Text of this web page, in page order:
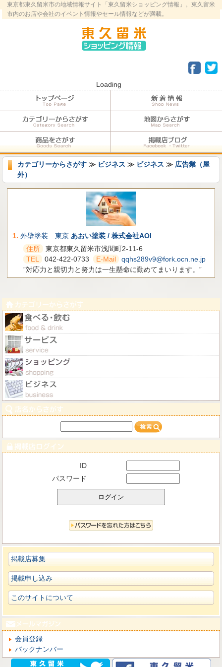
東京都東久留米市の地域情報サイト「東久留米ショッピング情報」。東久留米
市内のお店や会社のイベント情報やセール情報などが満載。
Loading
カテゴリーからさがす ≫ ビジネス ≫ ビジネス ≫ 広告業（屋
外）
1. 外壁塗装 東京 あおい塗装 / 株式会社AOI
住所
東京都東久留米市浅間町2-11-6
TEL
042-422-0733 E-Mail
qqhs289v9@fork.ocn.ne.jp
”対応力と親切力と努力は一生懸命に勤めてまいります。”
ID
パスワード
掲載店募集
掲載申し込み
このサイトについて
会員登録
バックナンバー